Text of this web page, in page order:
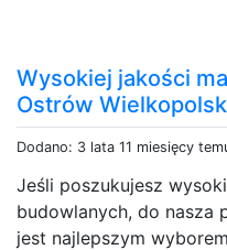
Wysokiej jakości
Ostrów
Dodano: 3 lata 11 miesięcy
Jeśli poszukujesz
budowlanych, do nasza
jest najlepszym